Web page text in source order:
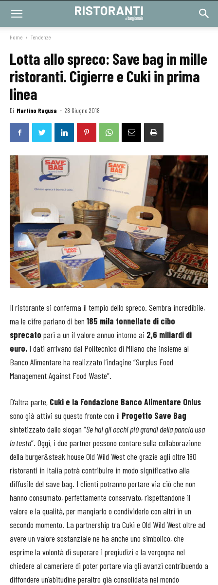
Home Tendenze
Lotta allo spreco: Save bag in mille
ristoranti. Cigierre e Cuki in prima
linea
Di Martino Ragusa - 28 Giugno 2018
Il ristorante si conferma il tempio dello spreco. Sembra incredibile,
ma le cifre parlano di ben 185 mila tonnellate di cibo
sprecato pari a un il valore annuo intorno ai 2,6 miliardi di
euro. I dati arrivano dal Politecnico di Milano che insieme al
Banco Alimentare ha realizzato l’indagine “Surplus Food
Management Against Food Waste”.
D’altra parte, Cuki e la Fondazione Banco Alimentare Onlus
sono già attivi su questo fronte con il Progetto Save Bag
sintetizzato dallo slogan “Se hai gli occhi più grandi della pancia usa
la testa”. Oggi, i due partner possono contare sulla collaborazione
della burger&steak house Old Wild West che grazie agli oltre 180
ristoranti in Italia potrà contribuire in modo significativo alla
diffusile del save bag. I clienti potranno portare via ciò che non
hanno consumato, perfettamente conservato, rispettandone il
valore e la qualità, per mangiarlo o condividerlo con altri in un
secondo momento. La partnership tra Cuki e Old Wild West oltre ad
avere un valore sostanziale ne ha anche uno simbolico, che
esprime la volontà di superare i pregiudizi e la vergogna nel
chiedere al cameriere di poter portare via gli avanzi contribuendo a
diffondere un’abitudine peraltro già consolidata nel mondo